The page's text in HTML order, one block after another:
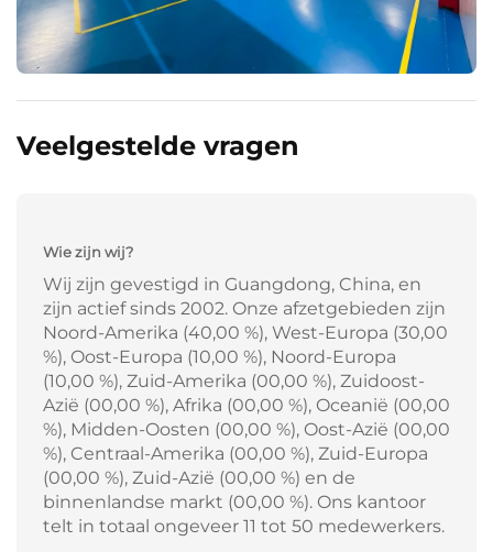
Veelgestelde vragen
Wie zijn wij?
Wij zijn gevestigd in Guangdong, China, en
zijn actief sinds 2002. Onze afzetgebieden zijn
Noord-Amerika (40,00 %), West-Europa (30,00
%), Oost-Europa (10,00 %), Noord-Europa
(10,00 %), Zuid-Amerika (00,00 %), Zuidoost-
Azië (00,00 %), Afrika (00,00 %), Oceanië (00,00
%), Midden-Oosten (00,00 %), Oost-Azië (00,00
%), Centraal-Amerika (00,00 %), Zuid-Europa
(00,00 %), Zuid-Azië (00,00 %) en de
binnenlandse markt (00,00 %). Ons kantoor
telt in totaal ongeveer 11 tot 50 medewerkers.